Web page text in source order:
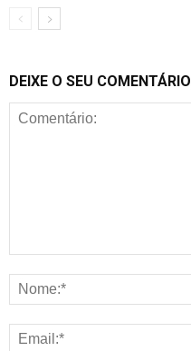
DEIXE O SEU COMENTÁRIO